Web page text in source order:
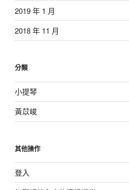
2019 年 1 月
2018 年 11 月
分類
小提琴
黃苡峻
其他操作
登入